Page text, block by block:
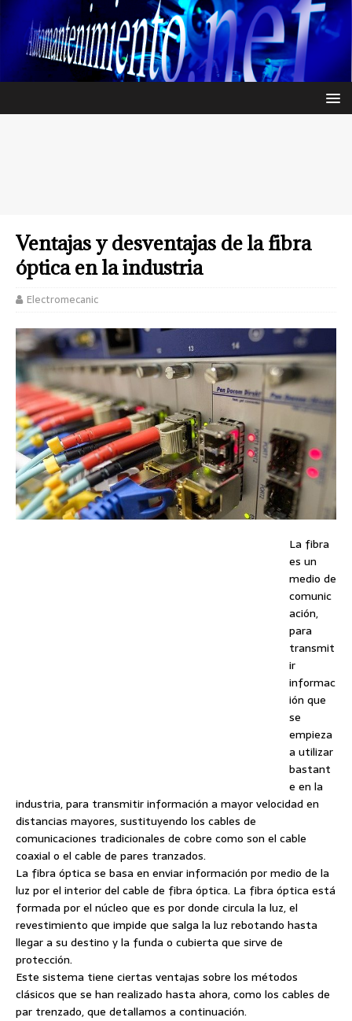
Ventajas y desventajas de la fibra
óptica en la industria
Electromecanic
La fibra
es un
medio de
comunic
ación,
para
transmit
ir
informac
ión que
se
empieza
a utilizar
bastant
e en la
industria, para transmitir información a mayor velocidad en
distancias mayores, sustituyendo los cables de
comunicaciones tradicionales de cobre como son el cable
coaxial o el cable de pares tranzados.
La fibra óptica se basa en enviar información por medio de la
luz por el interior del cable de fibra óptica. La fibra óptica está
formada por el núcleo que es por donde circula la luz, el
revestimiento que impide que salga la luz rebotando hasta
llegar a su destino y la funda o cubierta que sirve de
protección.
Este sistema tiene ciertas ventajas sobre los métodos
clásicos que se han realizado hasta ahora, como los cables de
par trenzado, que detallamos a continuación.